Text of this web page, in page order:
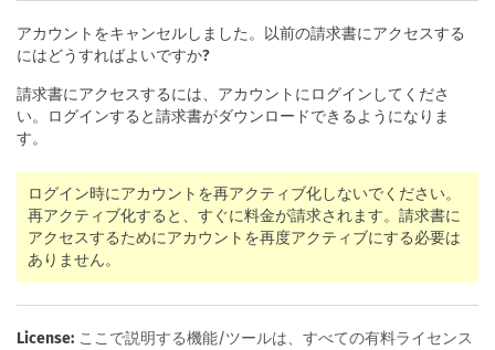
アカウントをキャンセルしました。以前の請求書にアクセスする
にはどうすればよいですか?
請求書にアクセスするには、アカウントにログインしてくださ
い。ログインすると請求書がダウンロードできるようになりま
す。
ログイン時にアカウントを再アクティブ化しないでください。
再アクティブ化すると、すぐに料金が請求されます。請求書に
アクセスするためにアカウントを再度アクティブにする必要は
ありません。
License: ここで説明する機能/ツールは、すべての有料ライセンス